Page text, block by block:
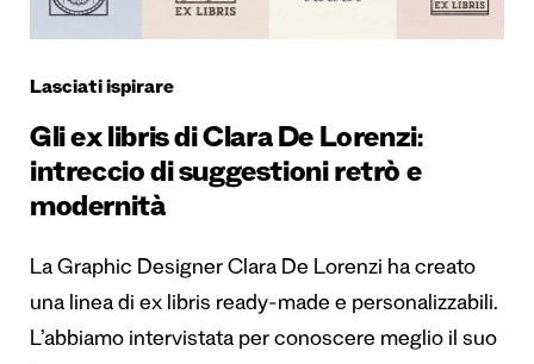
Lasciati ispirare
Gli ex libris di Clara De Lorenzi:
intreccio di suggestioni retrò e
modernità
La Graphic Designer Clara De Lorenzi ha creato
una linea di ex libris ready-made e personalizzabili.
L’abbiamo intervistata per conoscere meglio il suo